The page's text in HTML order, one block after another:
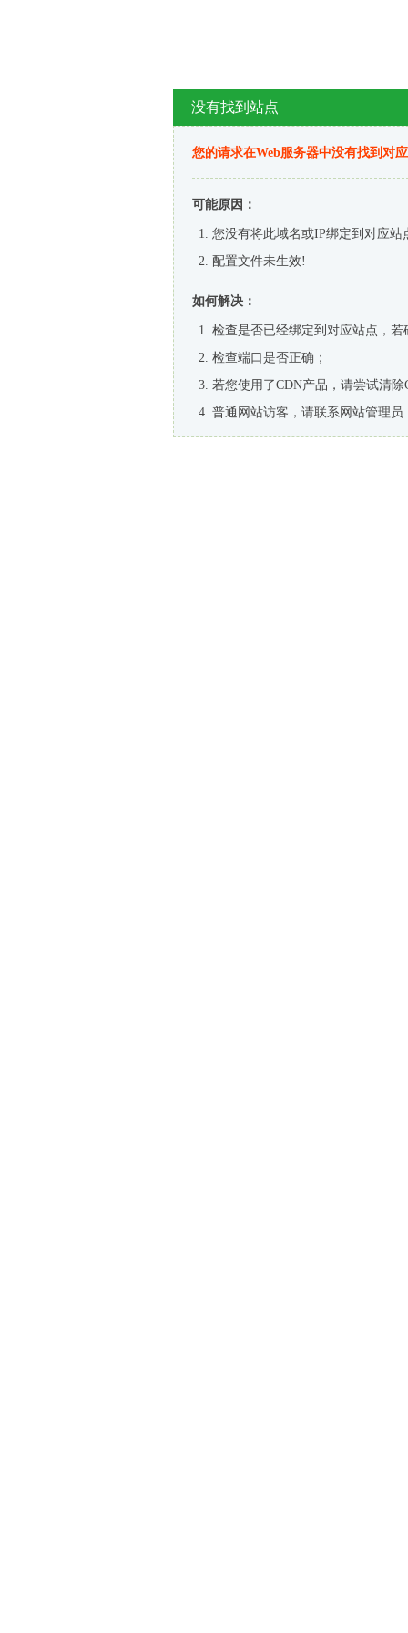
没有找到站点
您的请求在Web服务器中没有找到对
可能原因：
您没有将此域名或IP绑定到对应站
配置文件未生效!
如何解决：
检查是否已经绑定到对应站点，
检查端口是否正确；
若您使用了CDN产品，请尝试清除
普通网站访客，请联系网站管理员